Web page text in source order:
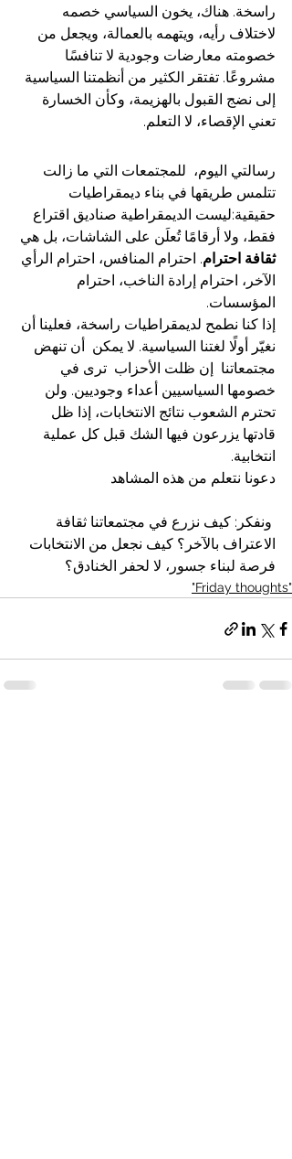
راسخة. هناك، يخون السياسي خصمه
لاختلاف رأيه، ويتهمه بالعمالة، ويجعل من
خصومته معارضات وجودية لا تنافسًا
مشروعًا. تفتقر الكثير من أنظمتنا السياسية
إلى نضج القبول بالهزيمة، وكأن الخسارة
تعني الإقصاء، لا التعلم.
رسالتي اليوم،  للمجتمعات التي ما زالت
تتلمس طريقها في بناء ديمقراطيات
حقيقية:ليست الديمقراطية صناديق اقتراع
فقط، ولا أرقامًا تُعلَن على الشاشات، بل هي
ثقافة احترام. احترام المنافس، احترام الرأي
الآخر، احترام إرادة الناخب، احترام
المؤسسات.
إذا كنا نطمح لديمقراطيات راسخة، فعلينا أن
نغيّر أولًا لغتنا السياسية. لا يمكن  أن تنهض
مجتمعاتنا  إن ظلت الأحزاب  ترى في
خصومها السياسيين أعداء وجوديين. ولن
تحترم الشعوب نتائج الانتخابات، إذا ظل
قادتها يزرعون فيها الشك قبل كل عملية
انتخابية.
دعونا نتعلم من هذه المشاهد
ونفكر: كيف نزرع في مجتمعاتنا ثقافة
الاعتراف بالآخر؟ كيف نجعل من الانتخابات
فرصة لبناء جسور، لا لحفر الخنادق؟
"Friday thoughts"